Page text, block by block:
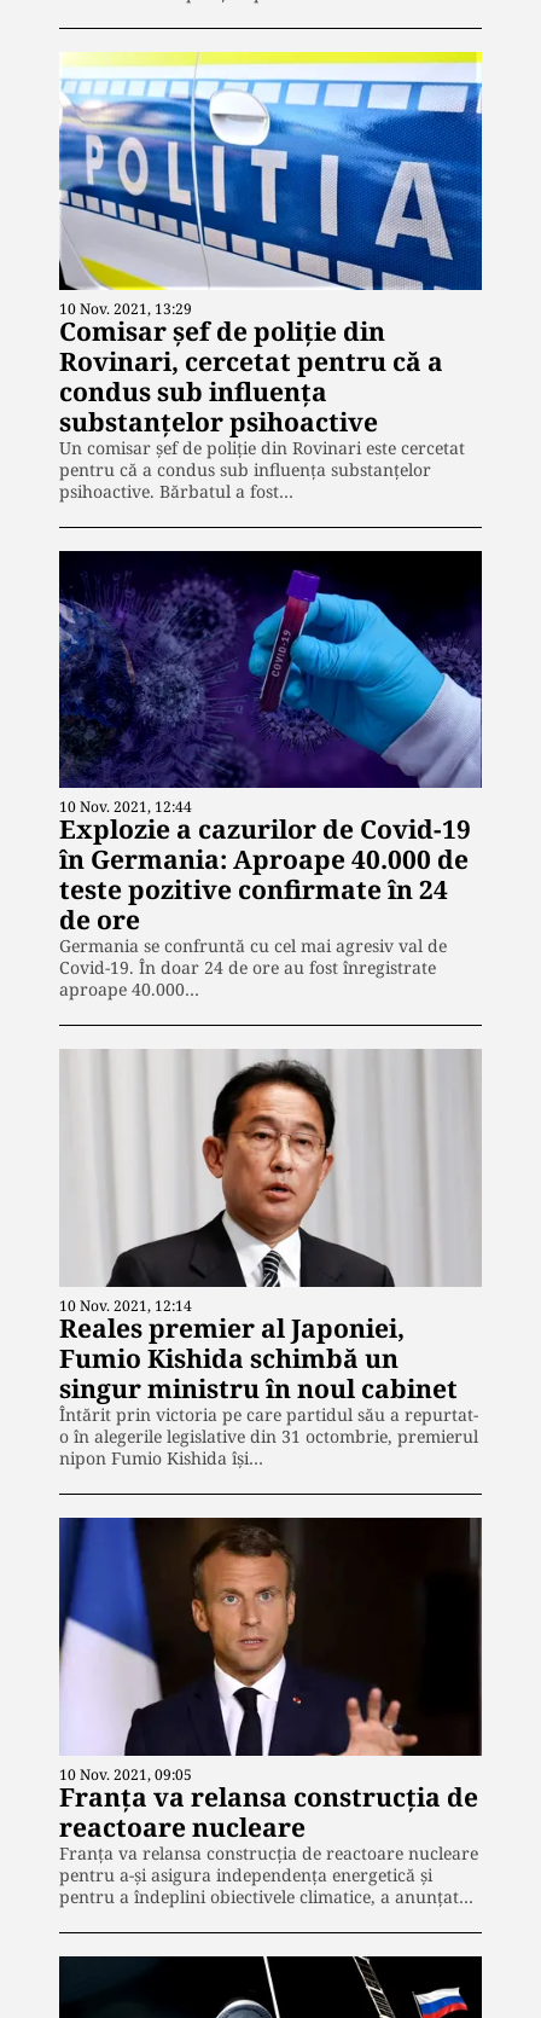
10 Nov. 2021, 13:29
Comisar şef de poliţie din
Rovinari, cercetat pentru că a
condus sub influenţa
substanţelor psihoactive
Un comisar şef de poliţie din Rovinari este cercetat
pentru că a condus sub influenţa substanţelor
psihoactive. Bărbatul a fost…
10 Nov. 2021, 12:44
Explozie a cazurilor de Covid-19
în Germania: Aproape 40.000 de
teste pozitive confirmate în 24
de ore
Germania se confruntă cu cel mai agresiv val de
Covid-19. În doar 24 de ore au fost înregistrate
aproape 40.000…
10 Nov. 2021, 12:14
Reales premier al Japoniei,
Fumio Kishida schimbă un
singur ministru în noul cabinet
Întărit prin victoria pe care partidul său a repurtat-
o în alegerile legislative din 31 octombrie, premierul
nipon Fumio Kishida îşi…
10 Nov. 2021, 09:05
Franța va relansa construcția de
reactoare nucleare
Franţa va relansa construcţia de reactoare nucleare
pentru a-și asigura independenţa energetică şi
pentru a îndeplini obiectivele climatice, a anunţat…